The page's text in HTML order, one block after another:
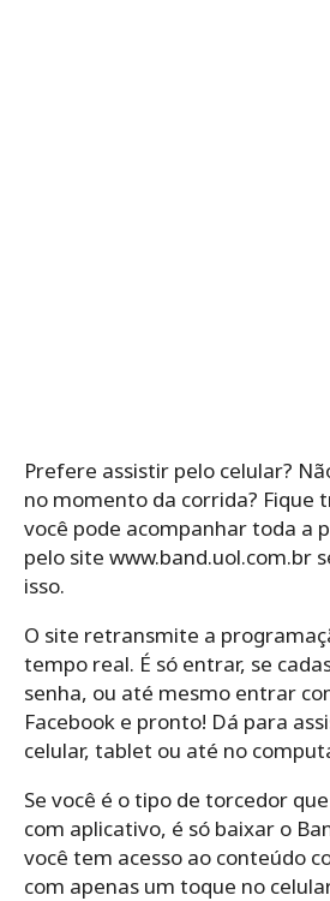
Prefere assistir pelo celular?
no momento da corrida? Fique
você pode acompanhar toda a
pelo site www.band.uol.com.br
isso.
O site retransmite a
tempo real. É só entrar, se
senha, ou até mesmo entrar
Facebook e pronto! Dá para
celular, tablet ou até no
Se você é o tipo de torcedor
com aplicativo, é só baixar o
você tem acesso ao conteúdo
com apenas um toque no